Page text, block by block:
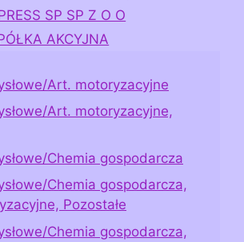
SP SP Z O O
AKCYJNA
Art. motoryzacyjne
Art. motoryzacyjne,
Chemia gospodarcza
Chemia gospodarcza,
Pozostałe
Chemia gospodarcza,